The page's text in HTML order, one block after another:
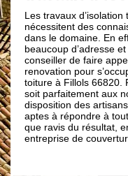
des travaux qui
et savoir-faire particulières
intervention demande
; c’est pour cela qu’il est
comme Brun
vos projets d’isolation
l’isolation de votre toiture
mettons à votre
chevronnés, qualifiés et
Vous ne serez
votre projet à notre